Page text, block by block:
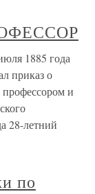
1885 года
приказ о
профессором и
28-летний
по